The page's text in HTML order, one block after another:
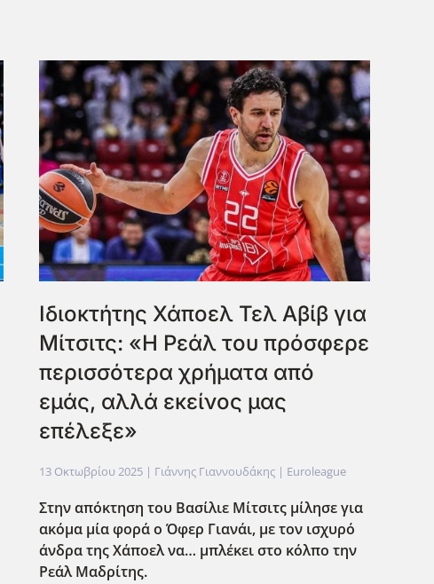
Ιδιοκτήτης Χάποελ Τελ Αβίβ για
Μίτσιτς: «Η Ρεάλ του πρόσφερε
περισσότερα χρήματα από
εμάς, αλλά εκείνος μας
επέλεξε»
13 Οκτωβρίου 2025| Γιάννης Γιαννουδάκης | Euroleague
Στην απόκτηση του Βασίλιε Μίτσιτς μίλησε για
ακόμα μία φορά ο Όφερ Γιανάι, με τον ισχυρό
άνδρα της Χάποελ να… μπλέκει στο κόλπο την
Ρεάλ Μαδρίτης.